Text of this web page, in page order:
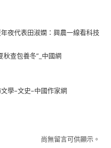
夜代表田淑嫻：興農一線看科技
秋查包養冬”_中國網
學–文史–中國作家網
尚無留言可供顯示。